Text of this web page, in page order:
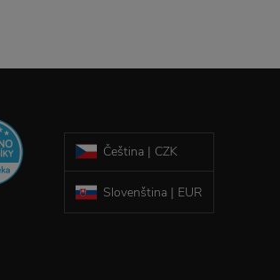
Čeština | CZK
Slovenština | EUR